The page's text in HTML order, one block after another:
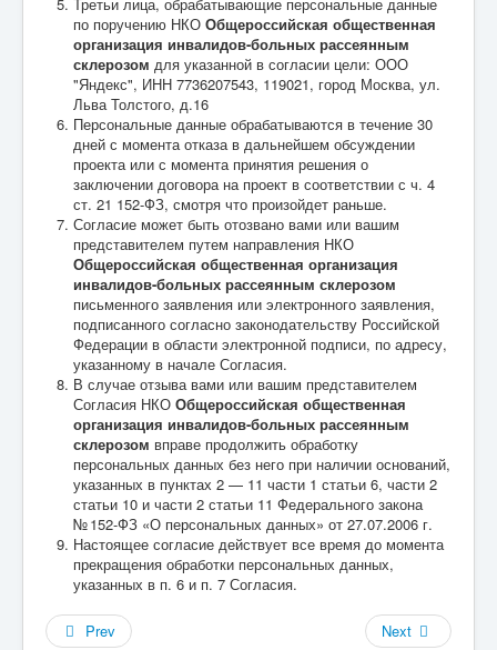
по поручению НКО Общероссийская общественная
организация инвалидов-больных рассеянным
склерозом для указанной в согласии цели: ООО
"Яндекс", ИНН 7736207543, 119021, город Москва, ул.
Льва Толстого, д.16
Персональные данные обрабатываются в течение 30
дней с момента отказа в дальнейшем обсуждении
проекта или с момента принятия решения о
заключении договора на проект в соответствии с ч. 4
ст. 21 152-ФЗ, смотря что произойдет раньше.
Согласие может быть отозвано вами или вашим
представителем путем направления НКО
Общероссийская общественная организация
инвалидов-больных рассеянным склерозом
письменного заявления или электронного заявления,
подписанного согласно законодательству Российской
Федерации в области электронной подписи, по адресу,
указанному в начале Согласия.
В случае отзыва вами или вашим представителем
Согласия НКО Общероссийская общественная
организация инвалидов-больных рассеянным
склерозом вправе продолжить обработку
персональных данных без него при наличии оснований,
указанных в пунктах 2 — 11 части 1 статьи 6, части 2
статьи 10 и части 2 статьи 11 Федерального закона
№ 152-ФЗ «О персональных данных» от 27.07.2006 г.
Настоящее согласие действует все время до момента
прекращения обработки персональных данных,
указанных в п. 6 и п. 7 Согласия.
Prev Next